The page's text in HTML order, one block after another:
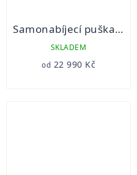
Samonabíjecí puška Perun 15
SKLADEM
od 22 990 Kč